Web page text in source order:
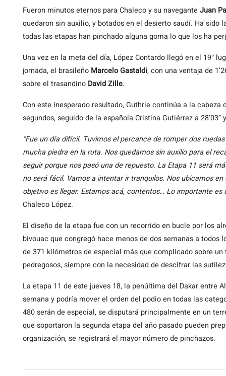
Fueron minutos eternos para Chaleco y su navegante Juan
quedaron sin auxilio, y botados en el desierto saudí. Ha
todas las etapas han pinchado alguna goma lo que los ha
Una vez en la meta del día, López Contardo llegó en el 19°
jornada, el brasileño Marcelo Gastaldi, con una ventaja de
sobre el trasandino David Zille.
Con este inesperado resultado, Guthrie continúa a la
segundos, seguido de la española Cristina Gutiérrez a
“Fue un día difícil. Tuvimos el percance de romper dos
mucha piedra en la ruta. Nos quedamos sin auxilio para el
seguir porque nos pasó una de repuesto. La Etapa 11 será
no será fácil. Vamos a intentar ir tranquilos. Nos ubicamos
objetivo es llegar. Estamos acá, contentos… Lo importante es
Chaleco López.
El diseño de la etapa fue con un recorrido en bucle por los
bivouac que congregó hace menos de dos semanas a
de 371 kilómetros de especial más que complicado sobre
pedregosos, siempre con la necesidad de descifrar las
La etapa 11 de este jueves 18, la penúltima del Dakar entre
semana y podría mover el orden del podio en todas las
480 serán de especial, se disputará principalmente en un
que soportaron la segunda etapa del año pasado pueden
organización, se registrará el mayor número de pinchazos.